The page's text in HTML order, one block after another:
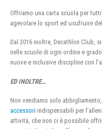
Offriamo una carta scuola per
agevolare lo sport ed usufruire
Dal 2016 inoltre, Decathlon Club,
nelle scuole di ogni ordine e
nuove e inclusive discipline con
ED INOLTRE…
Non vendiamo solo
accessori indispensabili per
attività, che non ci è possibile